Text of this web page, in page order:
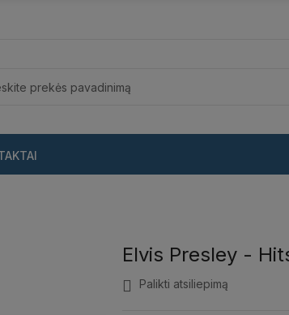
Elvis Presley -
Palikti atsiliepimą